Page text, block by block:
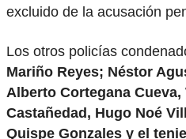
excluido de la acusación
Los otros policías
Mariño Reyes; Néstor
Alberto Cortegana
Castañedad, Hugo Noé
Quispe Gonzales y el